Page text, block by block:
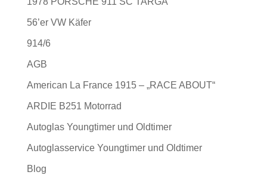
56’er VW Käfer
914/6
AGB
American La France 1915 – „RACE ABOUT“
ARDIE B251 Motorrad
Autoglas Youngtimer und Oldtimer
Autoglasservice Youngtimer und Oldtimer
Blog